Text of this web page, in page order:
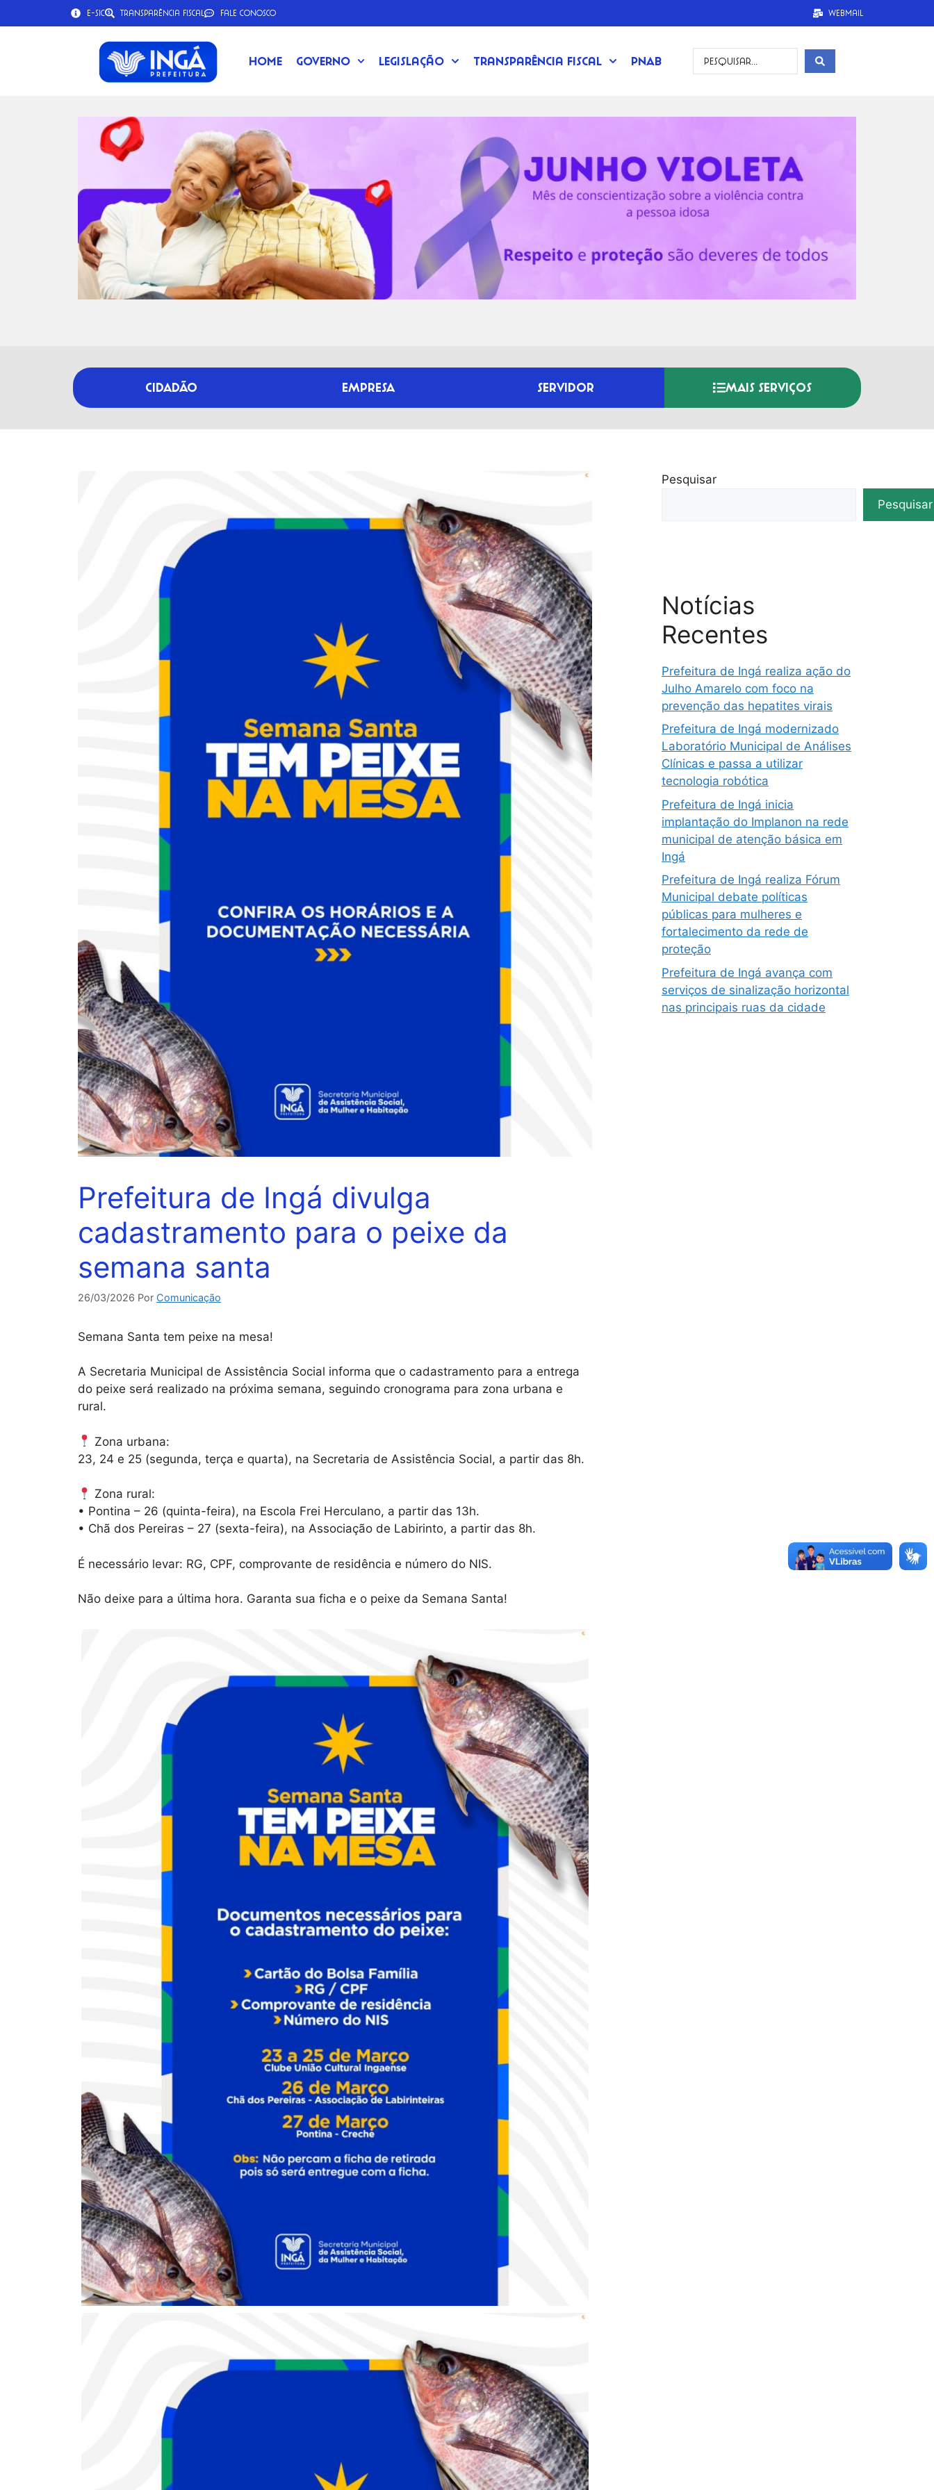
e-SIC Transparência Fiscal Fale Conosco Webmail
Home Governo Legislação Transparência Fiscal PNAB
CIDADÃO EMPRESA SERVIDOR MAIS SERVIÇOS
Prefeitura de Ingá divulga
cadastramento para o peixe da
semana santa
26/03/2026 Por Comunicação
Semana Santa tem peixe na mesa!
A Secretaria Municipal de Assistência Social informa que o cadastramento para a entrega
do peixe será realizado na próxima semana, seguindo cronograma para zona urbana e
rural.
Zona urbana:
23, 24 e 25 (segunda, terça e quarta), na Secretaria de Assistência Social, a partir das 8h.
Zona rural:
• Pontina – 26 (quinta-feira), na Escola Frei Herculano, a partir das 13h.
• Chã dos Pereiras – 27 (sexta-feira), na Associação de Labirinto, a partir das 8h.
É necessário levar: RG, CPF, comprovante de residência e número do NIS.
Não deixe para a última hora. Garanta sua ficha e o peixe da Semana Santa!
Pesquisar
Pesquisar
Notícias
Recentes
Prefeitura de Ingá realiza ação do
Julho Amarelo com foco na
prevenção das hepatites virais
Prefeitura de Ingá modernizado
Laboratório Municipal de Análises
Clínicas e passa a utilizar
tecnologia robótica
Prefeitura de Ingá inicia
implantação do Implanon na rede
municipal de atenção básica em
Ingá
Prefeitura de Ingá realiza Fórum
Municipal debate políticas
públicas para mulheres e
fortalecimento da rede de
proteção
Prefeitura de Ingá avança com
serviços de sinalização horizontal
nas principais ruas da cidade